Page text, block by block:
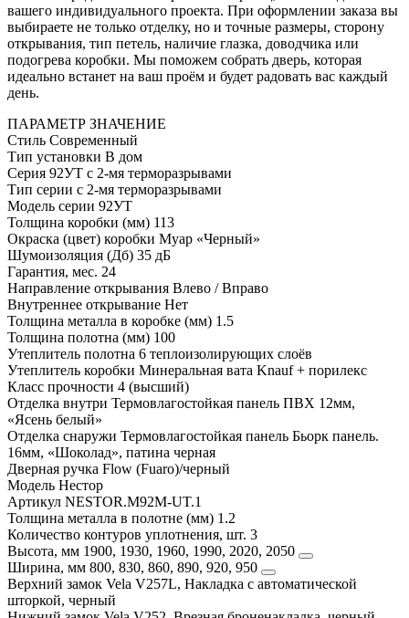
вашего индивидуального проекта. При оформлении заказа вы
выбираете не только отделку, но и точные размеры, сторону
открывания, тип петель, наличие глазка, доводчика или
подогрева коробки. Мы поможем собрать дверь, которая
идеально встанет на ваш проём и будет радовать вас каждый
день.
ПАРАМЕТР ЗНАЧЕНИЕ
Стиль Современный
Тип установки В дом
Серия 92УТ с 2-мя терморазрывами
Тип серии с 2-мя терморазрывами
Модель серии 92УТ
Толщина коробки (мм) 113
Окраска (цвет) коробки Муар «Черный»
Шумоизоляция (Дб) 35 дБ
Гарантия, мес. 24
Направление открывания Влево / Вправо
Внутреннее открывание Нет
Толщина металла в коробке (мм) 1.5
Толщина полотна (мм) 100
Утеплитель полотна 6 теплоизолирующих слоёв
Утеплитель коробки Минеральная вата Knauf + порилекс
Класс прочности 4 (высший)
Отделка внутри Термовлагостойкая панель ПВХ 12мм,
«Ясень белый»
Отделка снаружи Термовлагостойкая панель Бьорк панель.
16мм, «Шоколад», патина черная
Дверная ручка Flow (Fuaro)/черный
Модель Нестор
Артикул NESTOR.M92M-UT.1
Толщина металла в полотне (мм) 1.2
Количество контуров уплотнения, шт. 3
Высота, мм 1900, 1930, 1960, 1990, 2020, 2050
Ширина, мм 800, 830, 860, 890, 920, 950
Верхний замок Vela V257L, Накладка с автоматической
шторкой, черный